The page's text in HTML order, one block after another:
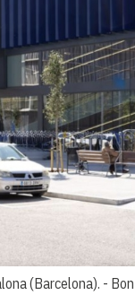
(Barcelona). -